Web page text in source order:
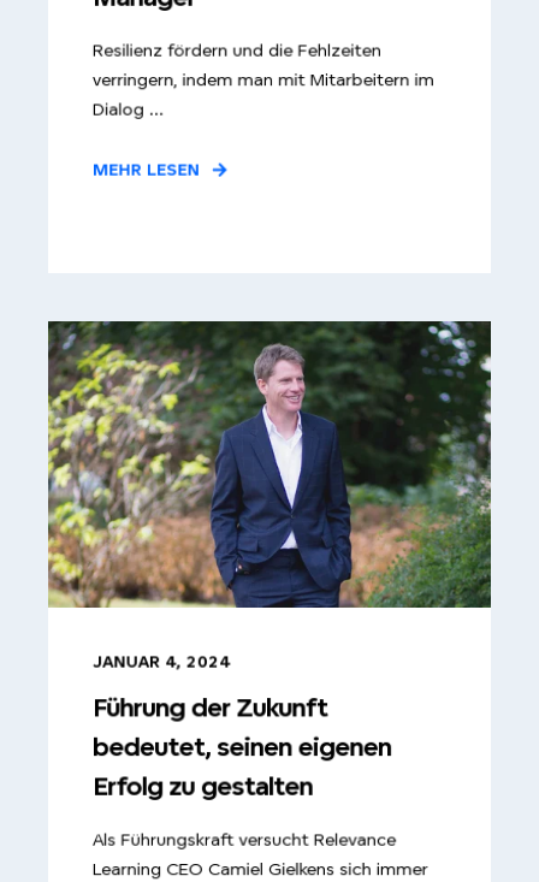
Resilienz fördern und die Fehlzeiten
verringern, indem man mit Mitarbeitern im
Dialog ...
MEHR LESEN
JANUAR 4, 2024
Führung der Zukunft
bedeutet, seinen eigenen
Erfolg zu gestalten
Als Führungskraft versucht Relevance
Learning CEO Camiel Gielkens sich immer